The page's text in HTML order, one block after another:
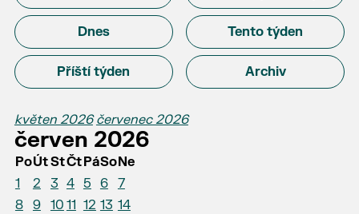
Dnes Tento týden
Příští týden Archiv
květen 2026 červenec 2026
červen 2026
PoÚtStČtPáSoNe
1
2 3 4 5 6
7
8
9 10 11 12 13 14